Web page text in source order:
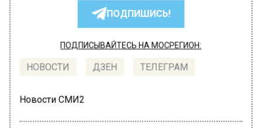
ПОДПИШИСЬ!
ПОДПИСЫВАЙТЕСЬ НА МОСРЕГИОН:
НОВОСТИ ДЗЕН ТЕЛЕГРАМ
Новости СМИ2